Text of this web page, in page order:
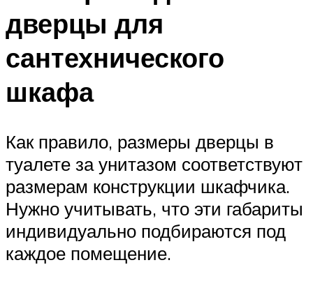
дверцы для
сантехнического
шкафа
Как правило, размеры дверцы в
туалете за унитазом соответствуют
размерам конструкции шкафчика.
Нужно учитывать, что эти габариты
индивидуально подбираются под
каждое помещение.